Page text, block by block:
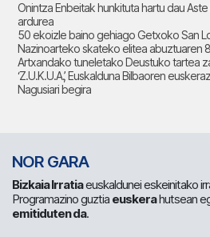
Onintza Enbeitak hunkituta hartu dau
ardurea
50 ekoizle baino gehiago Getxoko San
Nazinoarteko skateko elitea abuztuaren
Artxandako tuneletako Deustuko tartea
‘Z.U.K.U.A.’, Euskalduna Bilbaoren
Nagusiari begira
NOR GARA
Bizkaia Irratiaeuskaldunei eskeinitako
Programazino guztia euskerahutsean
emitiduten da.